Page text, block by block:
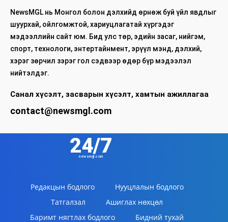
NewsMGL нь Монгол болон дэлхийд өрнөж буй үйл явдлыг
шуурхай, ойлгомжтой, хариуцлагатай хүргэдэг
мэдээллийн сайт юм. Бид улс төр, эдийн засаг, нийгэм,
спорт, технологи, энтертайнмент, эрүүл мэнд, дэлхий,
хэрэг зөрчил зэрэг гол сэдвээр өдөр бүр мэдээлэл
нийтэлдэг.
Санал хүсэлт, засварын хүсэлт, хамтын ажиллагаа
contact@newsmgl.com
24/7
newsmgl.com
Редакцын бодлого
Нууцлалын бодлого
Татгалзал
Ашиглах нөхцөл
Баримт нягтлах бодлого
Бидний тухай